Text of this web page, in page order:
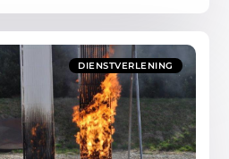
DIENSTVERLENING